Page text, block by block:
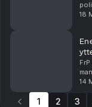
av
18
14
1 2 3